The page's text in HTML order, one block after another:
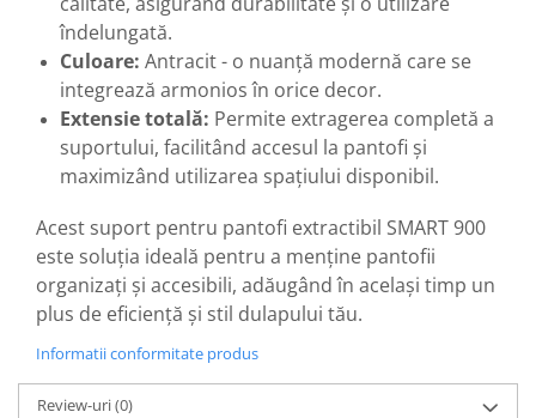
îndelungată.
Culoare: Antracit - o nuanță modernă care se
integrează armonios în orice decor.
Extensie totală: Permite extragerea completă a
suportului, facilitând accesul la pantofi și
maximizând utilizarea spațiului disponibil.
Acest suport pentru pantofi extractibil SMART 900
este soluția ideală pentru a menține pantofii
organizați și accesibili, adăugând în același timp un
plus de eficiență și stil dulapului tău.
Informatii conformitate produs
Review-uri(0)